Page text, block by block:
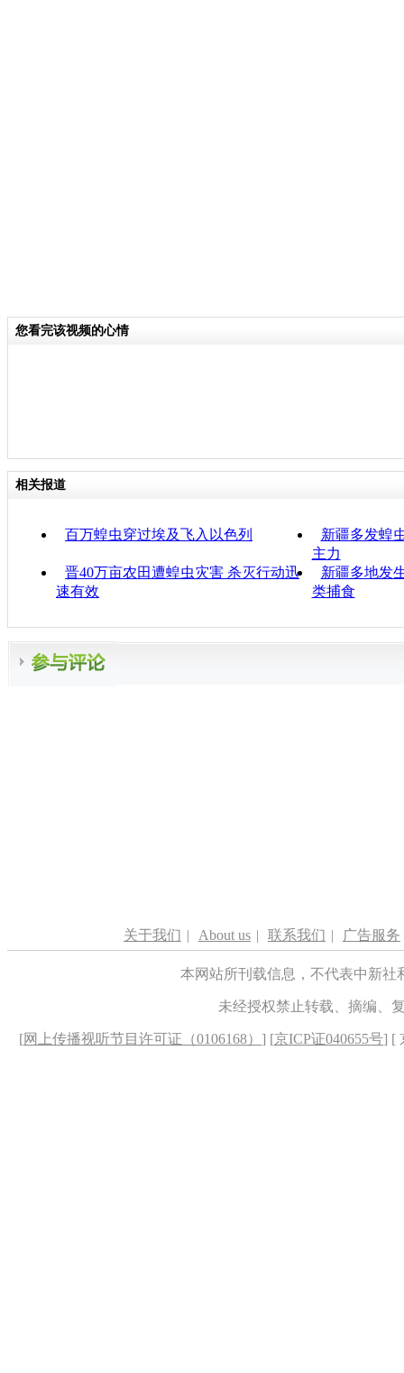
您看完该视频的心情
相关报道
百万蝗虫穿过埃及飞入以色列
新疆多发蝗
主力
晋40万亩农田遭蝗虫灾害 杀灭行动迅
速有效
新疆多地发
类捕食
关于我们 | About us | 联系我们 | 广告服务
本网站所刊载信息，不代表中新
未经授权禁止转载、摘编、
[网上传播视听节目许可证（0106168） ] [京ICP证040655号] [